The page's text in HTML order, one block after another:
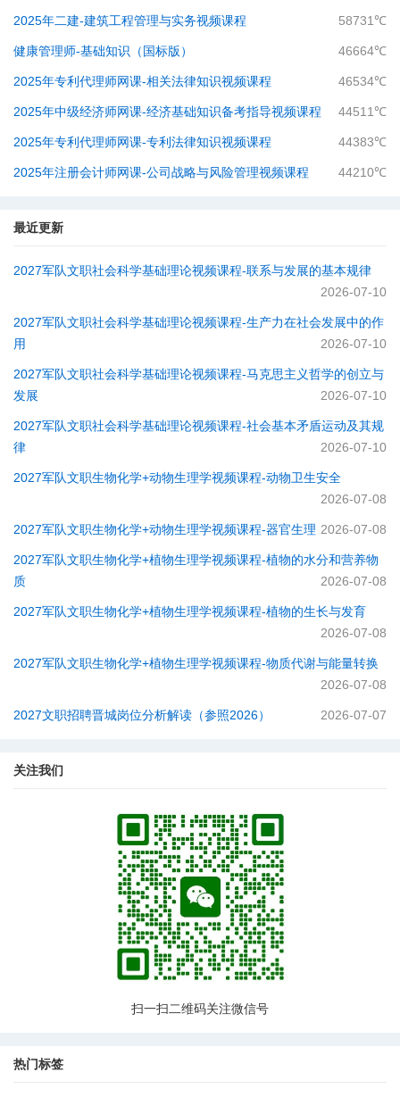
2025年二建-建筑工程管理与实务视频课程 58731℃
健康管理师-基础知识（国标版） 46664℃
2025年专利代理师网课-相关法律知识视频课程 46534℃
2025年中级经济师网课-经济基础知识备考指导视频课程 44511℃
2025年专利代理师网课-专利法律知识视频课程 44383℃
2025年注册会计师网课-公司战略与风险管理视频课程 44210℃
最近更新
2027军队文职社会科学基础理论视频课程-​联系与发展的基本规律
2026-07-10
2027军队文职社会科学基础理论视频课程-​生产力在社会发展中的作
用
2026-07-10
2027军队文职社会科学基础理论视频课程-​马克思主义哲学的创立与
发展
2026-07-10
2027军队文职社会科学基础理论视频课程-社会基本矛盾运动及其规
律
2026-07-10
2027军队文职生物化学+动物生理学视频课程-动物卫生安全
2026-07-08
2027军队文职生物化学+动物生理学视频课程-器官生理 2026-07-08
2027军队文职生物化学+植物生理学视频课程-植物的水分和营养物
质
2026-07-08
2027军队文职生物化学+植物生理学视频课程-植物的生长与发育
2026-07-08
2027军队文职生物化学+植物生理学视频课程-物质代谢与能量转换
2026-07-08
2027文职招聘晋城岗位分析解读（参照2026） 2026-07-07
关注我们
扫一扫二维码关注微信号
热门标签